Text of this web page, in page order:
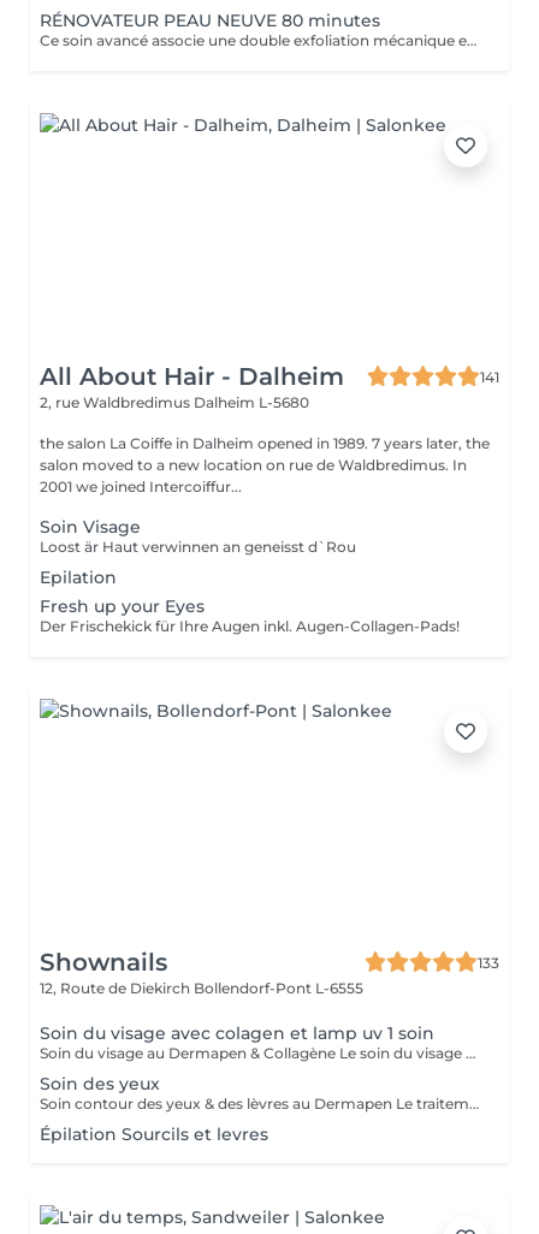
RÉNOVATEUR PEAU NEUVE 80 minutes
Ce soin avancé associe une double exfoliation mécanique et chimique du visage et du cou, permettant un nettoyage en profondeur de l'épiderme. Il favorise l'élimination des toxines et stimule le renouvellement cellulaire pour retrouver une peau saine, uniforme et lumineuse.
All About Hair - Dalheim
141
2, rue Waldbredimus Dalheim L-5680
the salon La Coiffe in Dalheim opened in 1989. 7 years later, the
salon moved to a new location on rue de Waldbredimus. In
2001 we joined Intercoiffur...
Soin Visage
Loost är Haut verwinnen an geneisst d`Rou
Epilation
Fresh up your Eyes
Der Frischekick für Ihre Augen inkl. Augen-Collagen-Pads!
Shownails
133
12, Route de Diekirch Bollendorf-Pont L-6555
Soin du visage avec colagen et lamp uv 1 soin
Soin du visage au Dermapen & Collagène Le soin du visage au Dermapen associé au collagène est un traitement innovant qui stimule le renouvellement cellulaire ainsi que la production naturelle de collagène et d'élastine. Grâce au micro-aiguillage, les principes actifs pénètrent plus efficacement dans la peau, pour des résultats visibles et durables. Les bienfaits du traitement : Réduit les rides et les ridules. Améliore la fermeté et l'élasticité de la peau. Atténue les cicatrices d'acné et les imperfections. Resserre les pores dilatés. Unifie le teint et redonne de l'éclat. Hydrate intensément grâce au collagène. Laisse la peau plus lisse, plus souple et visiblement rajeunie. En fin de soin, une séance de luminothérapie par lumière UV est réalisée afin de compléter le traitement et d'optimiser les résultats.
Soin des yeux
Soin contour des yeux & des lèvres au Dermapen Le traitement du contour des yeux et des lèvres est réalisé à l'aide du Dermapen, une technique de micro-aiguillage qui stimule naturellement la production de collagène et d'élastine. Ce soin permet de : Atténuer les rides et ridules. Réduire les cernes. Diminuer les poches sous les yeux. Raffermir et lisser la peau. Améliorer l'éclat et la texture du contour des yeux et des lèvres. Un regard plus frais, une peau plus lisse et des lèvres sublimées dès les premières séances.
Épilation Sourcils et levres